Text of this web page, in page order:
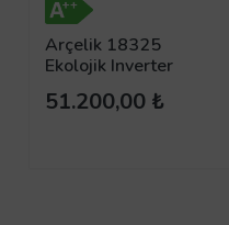
Arçelik 18325
Ekolojik Inverter
51.200,00 ₺